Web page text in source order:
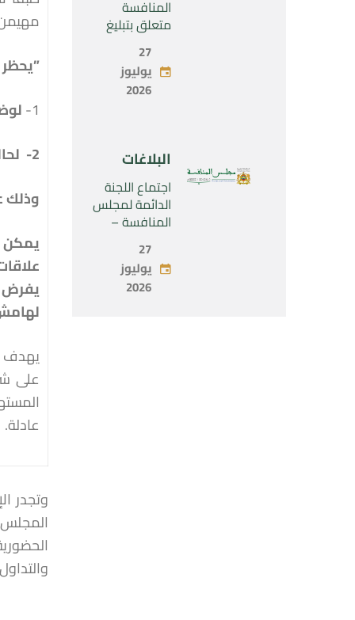
المنافسة
متعلق بتبليغ
مشروع عملية
تركيز اقتصادي
يخص تولي
شركة « Fives
Industries SAS
»
27
يوليوز
2026
البلاغات
اجتماع اللجنة
الدائمة لمجلس
المنافسة –
2026
27
يوليوز
2026
1-
2-
وذلك
يمكن
يفرض
يهدف
على
عادلة.
وتجدر